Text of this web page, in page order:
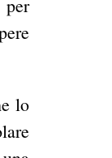
per
lo